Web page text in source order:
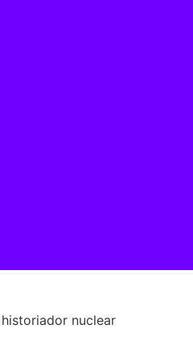
nuclear